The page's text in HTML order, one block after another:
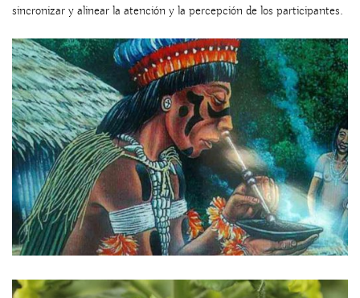
sincronizar y alinear la atención y la percepción de los participantes.